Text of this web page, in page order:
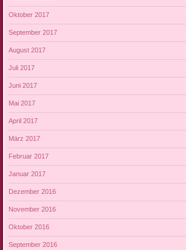
Oktober 2017
September 2017
August 2017
Juli 2017
Juni 2017
Mai 2017
April 2017
März 2017
Februar 2017
Januar 2017
Dezember 2016
November 2016
Oktober 2016
September 2016